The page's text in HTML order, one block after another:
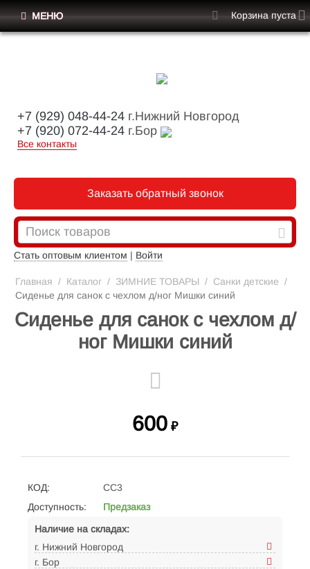
+7 (929) 048-44-24 г.Нижний Новгород
+7 (920) 072-44-24 г.Бор
Все контакты
Заказать обратный звонок
Стать оптовым клиентом | Войти
МЕНЮ Корзина пуста
Главная / Каталог / ЗИМНИЕ ТОВАРЫ / Санки детские /
Сиденье для санок с чехлом д/ног Мишки синий
Сиденье для санок с чехлом д/
ног Мишки синий
600 ₽
КОД:
СС3
Доступность:
Предзаказ
Наличие на складах:
г. Нижний Новгород
г. Бор